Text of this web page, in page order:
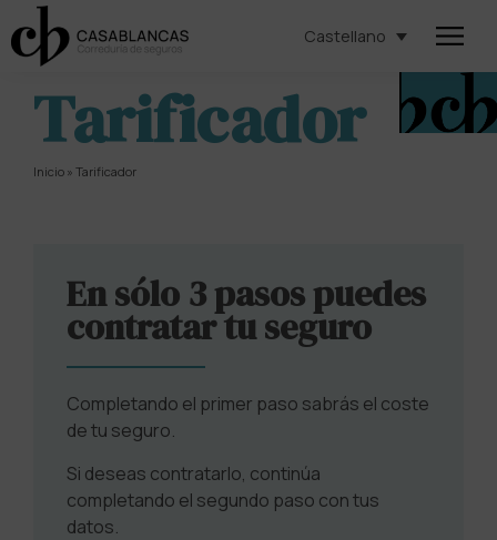
Castellano
Tarificador
Inicio » Tarificador
En sólo 3 pasos puedes
contratar tu seguro
Completando el primer paso sabrás el coste
de tu seguro.
Si deseas contratarlo, continúa
completando el segundo paso con tus
datos.